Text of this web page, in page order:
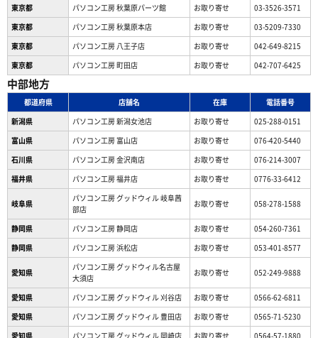
東京都
パソコン工房 秋葉原パーツ館 お取り寄せ
03-3526-3571
東京都
パソコン工房 秋葉原本店 お取り寄せ
03-5209-7330
東京都
パソコン工房 八王子店 お取り寄せ
042-649-8215
東京都
パソコン工房 町田店 お取り寄せ 042-707-6425
中部地方
都道府県 店舗名 在庫
電話番号
新潟県
パソコン工房 新潟女池店 お取り寄せ
025-288-0151
富山県
パソコン工房 富山店 お取り寄せ
076-420-5440
石川県
パソコン工房 金沢南店 お取り寄せ
076-214-3007
福井県
パソコン工房 福井店 お取り寄せ 0776-33-6412
岐阜県
パソコン工房 グッドウィル 岐阜茜
部店
お取り寄せ 058-278-1588
静岡県 パソコン工房 静岡店 お取り寄せ
054-260-7361
静岡県
パソコン工房 浜松店 お取り寄せ 053-401-8577
愛知県
パソコン工房 グッドウィル名古屋
大須店
お取り寄せ 052-249-9888
愛知県 パソコン工房 グッドウィル 刈谷店 お取り寄せ
0566-62-6811
愛知県
パソコン工房 グッドウィル 豊田店 お取り寄せ
0565-71-5230
愛知県
パソコン工房 グッドウィル 岡崎店 お取り寄せ
0564-57-1880